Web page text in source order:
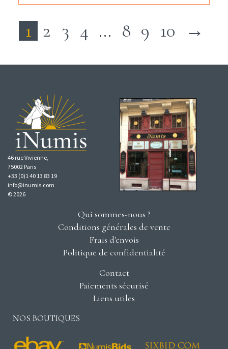
1 2 3 4 … 8 9 10 →
46 rue Vivienne,
75002 Paris
+33 (0)1 40 13 83 19
info@inumis.com
© 2026
Qui sommes-nous ?
Conditions générales de vente
Frais d'envois
Politique de confidentialité
Contact
Paiements sécurisé
Liens utiles
NOS BOUTIQUES